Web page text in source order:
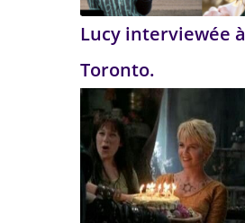
Lucy interviewée à
Toronto.